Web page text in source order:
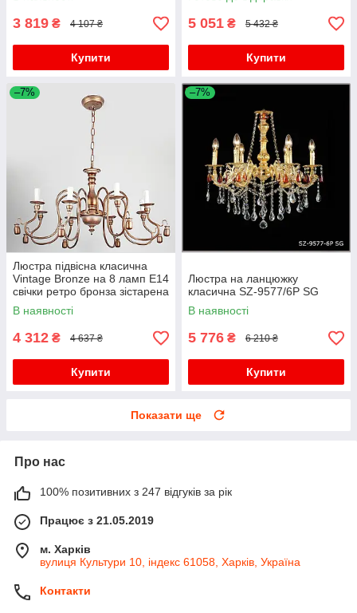
3 819 ₴ 4 107 ₴
Купити
5 051 ₴ 5 432 ₴
Купити
–7%
Люстра підвісна класична
Vintage Bronze на 8 ламп E14
свічки ретро бронза зістарена
велика
В наявності
4 312 ₴ 4 637 ₴
Купити
–7%
Люстра на ланцюжку
класична SZ-9577/6P SG
В наявності
5 776 ₴ 6 210 ₴
Купити
Показати ще
Про нас
100% позитивних з 247 відгуків за рік
Працює з 21.05.2019
м. Харків
вулиця Культури 10, індекс 61058, Харків, Україна
Контакти